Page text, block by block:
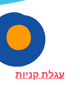
עגלת קניות